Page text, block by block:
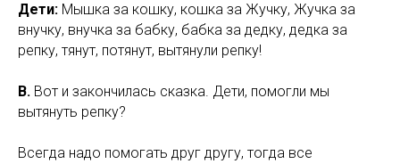
Дети: Мышка за кошку, кошка за Жучку, Жучка за
внучку, внучка за бабку, бабка за дедку, дедка за
репку, тянут, потянут, вытянули репку!
В. Вот и закончилась сказка. Дети, помогли мы
вытянуть репку?
Всегда надо помогать друг другу, тогда все